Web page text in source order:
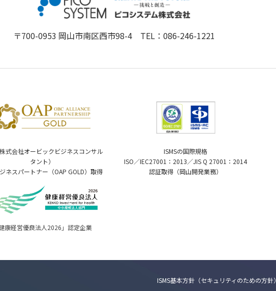
〒700-0953 岡山市南区西市98-4 TEL： 086-246-1221
式会社オービックビジネスコンサル
タント）
ネスパートナー（OAP GOLD）取得
ISMSの国際規格
ISO／IEC27001：2013／JIS Q 27001：2014
認証取得（岡山開発業務）
康経営優良法人2026」認定企業
ISMS基本方針（セキュリティのための方針）